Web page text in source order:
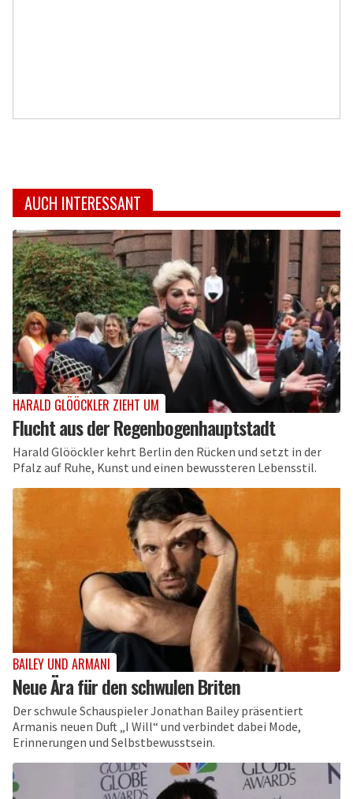
AUCH INTERESSANT
HARALD GLÖÖCKLER ZIEHT UM
Flucht aus der Regenbogenhauptstadt
Harald Glööckler kehrt Berlin den Rücken und setzt in der
Pfalz auf Ruhe, Kunst und einen bewussteren Lebensstil.
BAILEY UND ARMANI
Neue Ära für den schwulen Briten
Der schwule Schauspieler Jonathan Bailey präsentiert
Armanis neuen Duft „I Will“ und verbindet dabei Mode,
Erinnerungen und Selbstbewusstsein.